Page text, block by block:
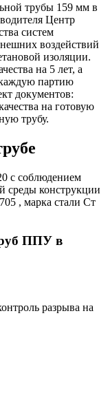
трубы 159 мм в
Центр
систем
воздействий
изоляции.
на 5 лет, а
партию
документов:
на готовую
трубу.
с соблюдением
среды конструкции
, марка стали Ст
ППУ в
разрыва на